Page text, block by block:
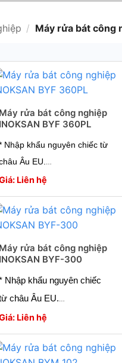
/ Máy rửa bát công
Máy rửa bát công nghiệp
INOKSAN BYF 360PL
Nhập khẩu nguyên chiếc từ
Âu EU.
Hiệu suất hoạt động tối đa
Tiết kiệm năng lượng
Vận hành dễ dàng
Công nghệ hàng đầu từ
chuyên gia
* Bảo hành tận tâm chuyên
Giao hàng toàn quốc.
Liên hệ
Máy rửa bát công nghiệp
INOKSAN BYF-300
Nhập khẩu nguyên chiếc
châu Âu EU.
Hiệu suất hoạt động tối đa
Tiết kiệm năng lượng
Vận hành dễ dàng
Liên hệ